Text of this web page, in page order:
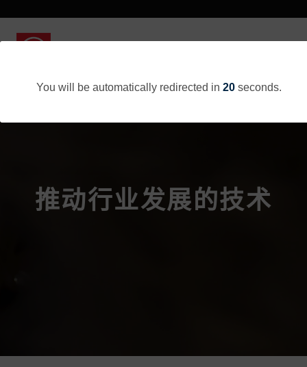
You will be automatically redirected in 20seconds.
推动行业发展的技术